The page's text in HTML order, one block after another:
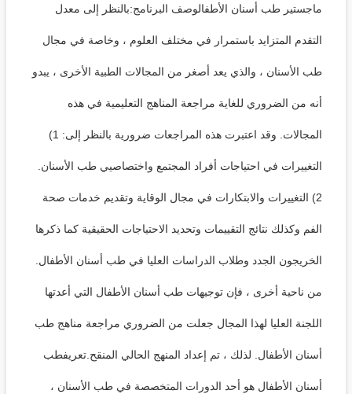
ماجستير طب أسنان الأطفالوصف البرنامج:بالنظر إلى معدل
التقدم المتزايد باستمرار في مختلف العلوم ، وخاصة في مجال
طب الأسنان ، والذي يعد أصغر من المجالات الطبية الأخرى ، يبدو
أنه من الضروري للغاية مراجعة المناهج التعليمية في هذه
المجالات. وقد اعتبرت هذه المراجعات ضرورية بالنظر إلى: 1)
التغييرات في احتياجات أفراد المجتمع واختصاصيي طب الأسنان.
2) التغييرات والابتكارات في مجال الوقاية وتقديم خدمات صحة
الفم وكذلك نتائج التقييمات وتحديد الاحتياجات الحقيقية كما ذكرها
الخريجون الجدد وطلاب الدراسات العليا في طب أسنان الأطفال.
من ناحية أخرى ، فإن توجيهات طب أسنان الأطفال التي أعدتها
اللجنة العليا لهذا المجال جعلت من الضروري مراجعة مناهج طب
أسنان الأطفال. لذلك ، تم إعداد المنهج الحالي المنقح.تعريفطب
أسنان الأطفال هو أحد الدورات المتخصصة في طب الأسنان ،